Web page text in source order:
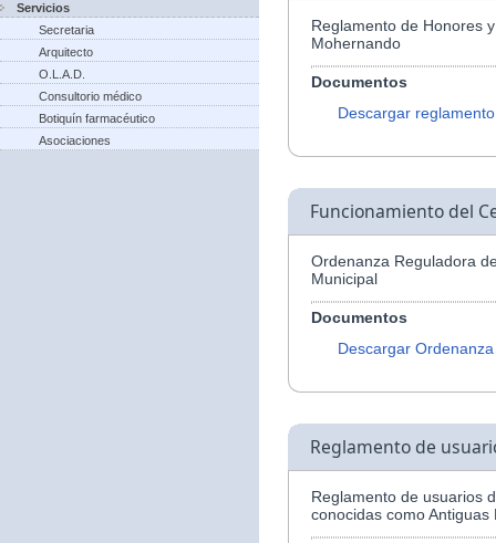
Servicios
Secretaria
Arquitecto
O.L.A.D.
Consultorio médico
Botiquín farmacéutico
Asociaciones
Reglamento de Honores
Mohernando
Documentos
Descargar reglamento
Funcionamiento del
Ordenanza Reguladora
Municipal
Documentos
Descargar Ordenanza
Reglamento de
Reglamento de usuarios
conocidas como Antiguas